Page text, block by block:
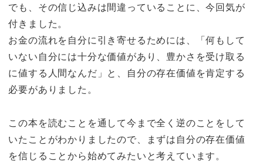
でも、その信じ込みは間違っていることに、今回気が
付きました。
お金の流れを自分に引き寄せるためには、「何もして
いない自分には十分な価値があり、豊かさを受け取る
に値する人間なんだ」と、自分の存在価値を肯定する
必要がありました。
この本を読むことを通して今まで全く逆のことをして
いたことがわかりましたので、まずは自分の存在価値
を信じることから始めてみたいと考えています。